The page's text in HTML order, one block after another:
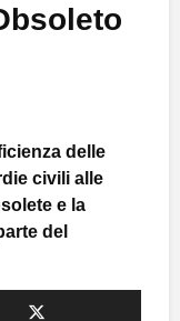
delle
civili alle
e la
del